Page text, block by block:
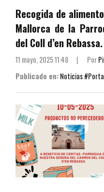
Recogida de
Mallorca de la
del Coll d’en
11 mayo, 2025 11:48 | Por
Publicado en:Noticias